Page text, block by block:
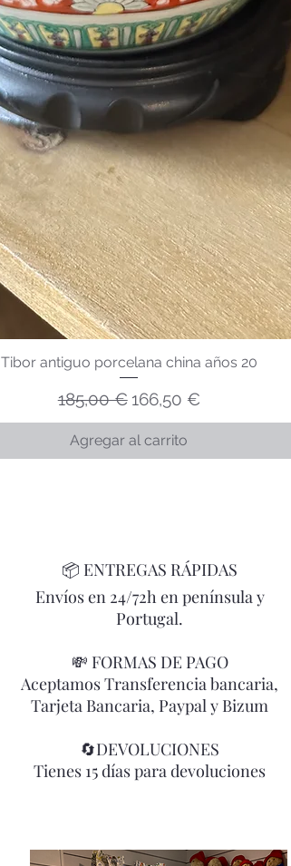
Tibor antiguo porcelana china años 20
Precio
185,00 € Precio de oferta
166,50 €
Agregar al carrito
📦 ENTREGAS RÁPIDAS
Envíos en 24/72h en península y
Portugal.
💸 FORMAS DE PAGO
Aceptamos Transferencia bancaria,
Tarjeta Bancaria, Paypal y Bizum
🔄DEVOLUCIONES
Tienes 15 días para devoluciones